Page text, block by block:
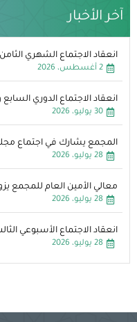
آخر الأخبار
انعقاد الاجتماع الشهري
2 أغسطس، 2026
انعقاد الاجتماع الدوري
30 يوليو، 2026
المجمع يشارك في اجتماع
28 يوليو، 2026
معالي الأمين العام للمجمع
28 يوليو، 2026
انعقاد الاجتماع الأسبوعي
28 يوليو، 2026